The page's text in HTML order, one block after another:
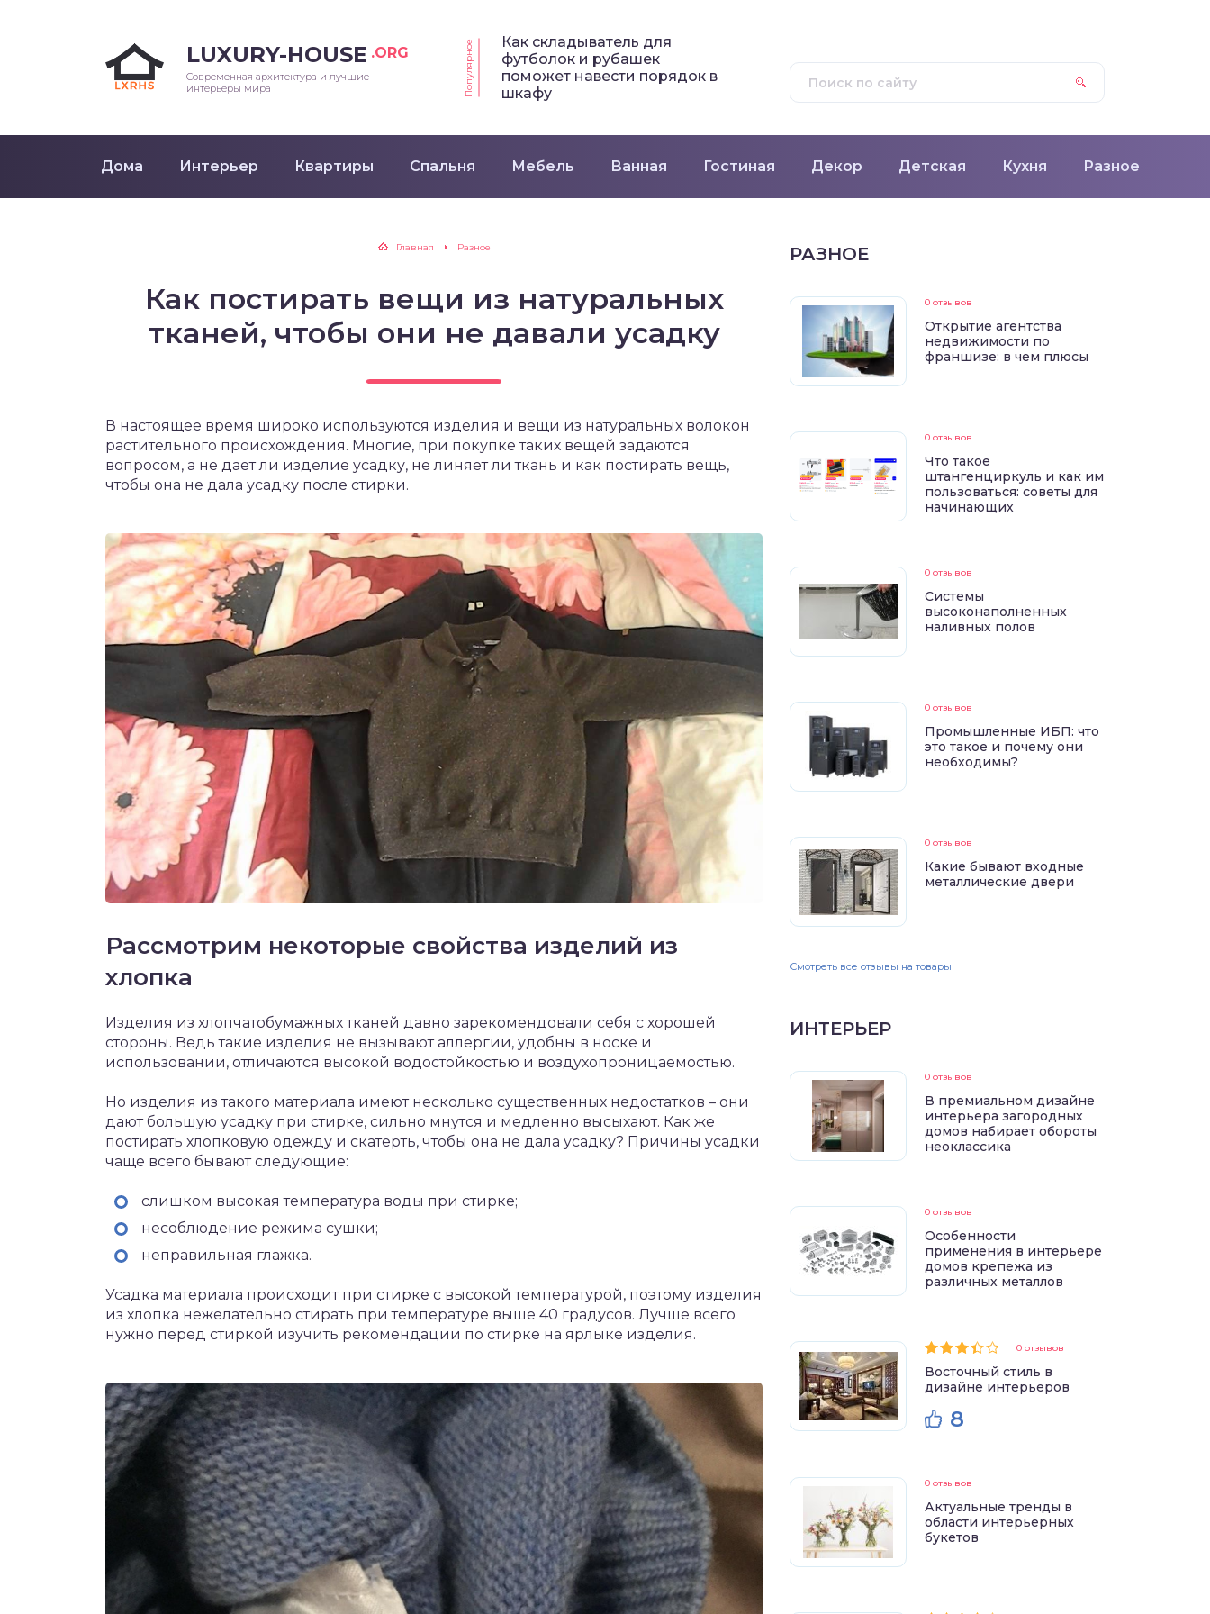
LUXURY-HOUSE .ORG
Современная архитектура и лучшие
интерьеры мира
Популярное
Как складыватель для
футболок и рубашек
поможет навести порядок в
шкафу
Дома Интерьер Квартиры Спальня Мебель Ванная Гостиная Декор Детская Кухня Разное
Главная Разное
Как постирать вещи из натуральных
тканей, чтобы они не давали усадку
В настоящее время широко используются изделия и вещи из натуральных волокон
растительного происхождения. Многие, при покупке таких вещей задаются
вопросом, а не дает ли изделие усадку, не линяет ли ткань и как постирать вещь,
чтобы она не дала усадку после стирки.
Рассмотрим некоторые свойства изделий из
хлопка
Изделия из хлопчатобумажных тканей давно зарекомендовали себя с хорошей
стороны. Ведь такие изделия не вызывают аллергии, удобны в носке и
использовании, отличаются высокой водостойкостью и воздухопроницаемостью.
Но изделия из такого материала имеют несколько существенных недостатков – они
дают большую усадку при стирке, сильно мнутся и медленно высыхают. Как же
постирать хлопковую одежду и скатерть, чтобы она не дала усадку? Причины усадки
чаще всего бывают следующие:
слишком высокая температура воды при стирке;
несоблюдение режима сушки;
неправильная глажка.
Усадка материала происходит при стирке с высокой температурой, поэтому изделия
из хлопка нежелательно стирать при температуре выше 40 градусов. Лучше всего
нужно перед стиркой изучить рекомендации по стирке на ярлыке изделия.
РАЗНОЕ
0 отзывов
Открытие агентства
недвижимости по
франшизе: в чем плюсы
0 отзывов
Что такое
штангенциркуль и как им
пользоваться: советы для
начинающих
0 отзывов
Системы
высоконаполненных
наливных полов
0 отзывов
Промышленные ИБП: что
это такое и почему они
необходимы?
0 отзывов
Какие бывают входные
металлические двери
Смотреть все отзывы на товары
ИНТЕРЬЕР
0 отзывов
В премиальном дизайне
интерьера загородных
домов набирает обороты
неоклассика
0 отзывов
Особенности
применения в интерьере
домов крепежа из
различных металлов
0 отзывов
Восточный стиль в
дизайне интерьеров
8
0 отзывов
Актуальные тренды в
области интерьерных
букетов